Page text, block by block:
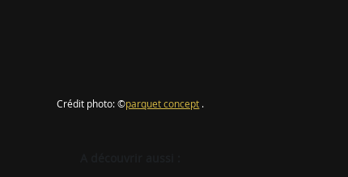
Crédit photo: ©parquet concept .